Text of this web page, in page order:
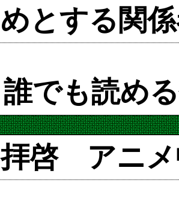
2019年(平成31
ットコムからや
年を記念して『
がから復刊し
に続き、初期の
録されている
めとする関
誰でも読め
「ぼくはえら
そしてみんな
拝啓 アニメ